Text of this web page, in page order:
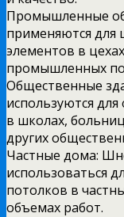
Промышленные
применяются для
элементов в
промышленных
Общественные
используются
в школах,
других
Частные дома:
использоваться
потолков в
объемах работ.